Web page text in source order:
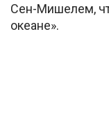
Сен-Мишелем,
океане».